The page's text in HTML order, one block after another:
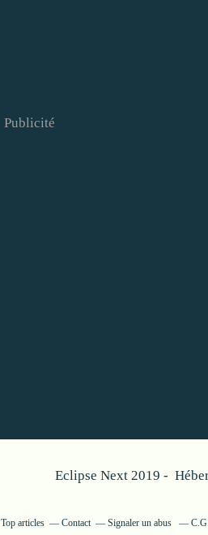
Publicité
Eclipse Next 2019 -
Top articles Contact Signaler un abus